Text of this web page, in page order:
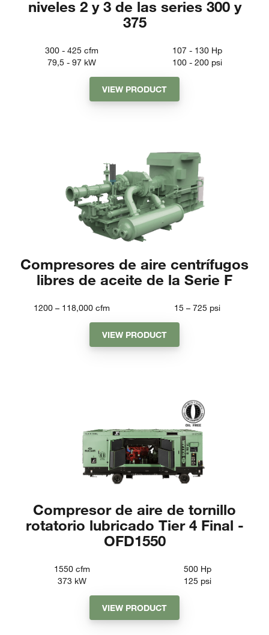
niveles 2 y 3 de las series 300 y
375
300 - 425 cfm 107 - 130 Hp
79,5 - 97 kW 100 - 200 psi
VIEW PRODUCT
Compresores de aire centrífugos
libres de aceite de la Serie F
1200 – 118,000 cfm 15 – 725 psi
VIEW PRODUCT
Compresor de aire de tornillo
rotatorio lubricado Tier 4 Final -
OFD1550
1550 cfm 500 Hp
373 kW 125 psi
VIEW PRODUCT